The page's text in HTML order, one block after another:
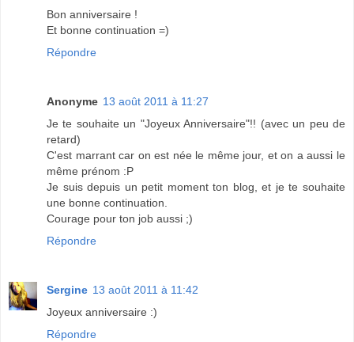
Bon anniversaire !
Et bonne continuation =)
Répondre
Anonyme 13 août 2011 à 11:27
Je te souhaite un "Joyeux Anniversaire"!! (avec un peu de
retard)
C'est marrant car on est née le même jour, et on a aussi le
même prénom :P
Je suis depuis un petit moment ton blog, et je te souhaite
une bonne continuation.
Courage pour ton job aussi ;)
Répondre
Sergine 13 août 2011 à 11:42
Joyeux anniversaire :)
Répondre